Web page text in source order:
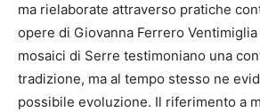
ma rielaborate attraverso pratiche
opere di Giovanna Ferrero
mosaici di Serre testimoniano una
tradizione, ma al tempo stesso ne
possibile evoluzione. Il riferimento a